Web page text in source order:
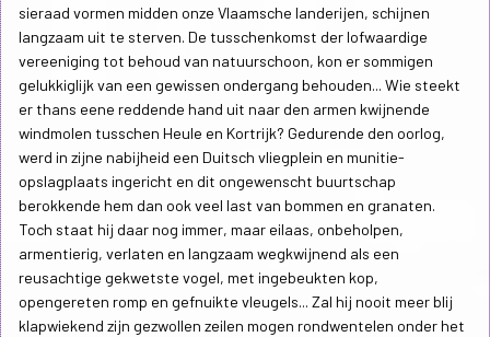
sieraad vormen midden onze Vlaamsche landerijen, schijnen
langzaam uit te sterven. De tusschenkomst der lofwaardige
vereeniging tot behoud van natuurschoon, kon er sommigen
gelukkiglijk van een gewissen ondergang behouden... Wie steekt
er thans eene reddende hand uit naar den armen kwijnende
windmolen tusschen Heule en Kortrijk? Gedurende den oorlog,
werd in zijne nabijheid een Duitsch vliegplein en munitie-
opslagplaats ingericht en dit ongewenscht buurtschap
berokkende hem dan ook veel last van bommen en granaten.
Toch staat hij daar nog immer, maar eilaas, onbeholpen,
armentierig, verlaten en langzaam wegkwijnend als een
reusachtige gekwetste vogel, met ingebeukten kop,
opengereten romp en gefnuikte vleugels... Zal hij nooit meer blij
klapwiekend zijn gezwollen zeilen mogen rondwentelen onder het